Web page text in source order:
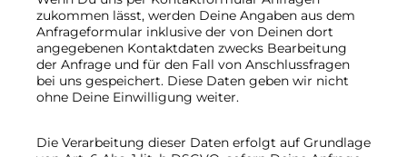
zukommen lässt, werden Deine Angaben aus dem
Anfrageformular inklusive der von Deinen dort
angegebenen Kontaktdaten zwecks Bearbeitung
der Anfrage und für den Fall von Anschlussfragen
bei uns gespeichert. Diese Daten geben wir nicht
ohne Deine Einwilligung weiter.
Die Verarbeitung dieser Daten erfolgt auf Grundlage